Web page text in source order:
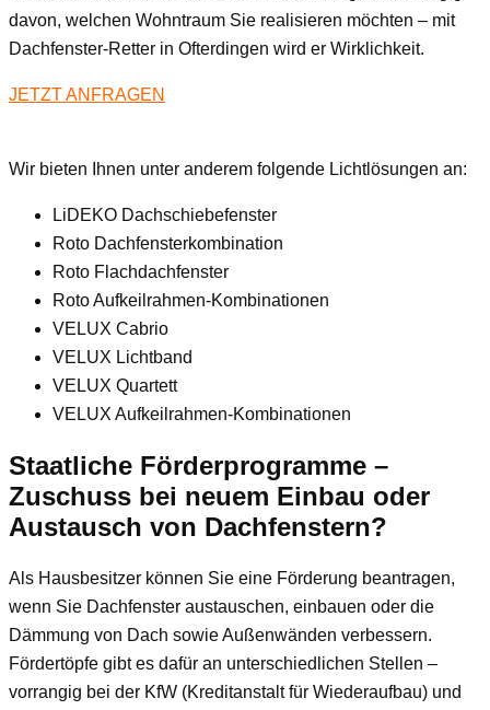
davon, welchen Wohntraum Sie realisieren möchten – mit
Dachfenster-Retter in Ofterdingen wird er Wirklichkeit.
JETZT ANFRAGEN
Wir bieten Ihnen unter anderem folgende Lichtlösungen an:
LiDEKO Dachschiebefenster
Roto Dachfensterkombination
Roto Flachdachfenster
Roto Aufkeilrahmen-Kombinationen
VELUX Cabrio
VELUX Lichtband
VELUX Quartett
VELUX Aufkeilrahmen-Kombinationen
Staatliche Förderprogramme –
Zuschuss bei neuem Einbau oder
Austausch von Dachfenstern?
Als Hausbesitzer können Sie eine Förderung beantragen,
wenn Sie Dachfenster austauschen, einbauen oder die
Dämmung von Dach sowie Außenwänden verbessern.
Fördertöpfe gibt es dafür an unterschiedlichen Stellen –
vorrangig bei der KfW (Kreditanstalt für Wiederaufbau) und